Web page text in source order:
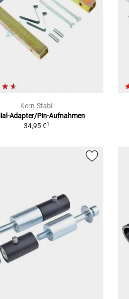
Kern-Stabi
Adapter/Pin-Aufnahmen
34,95 €1